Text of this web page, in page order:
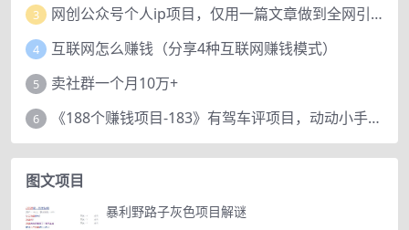
3 网创公众号个人ip项目，仅用一篇文章做到全网引流！
4 互联网怎么赚钱（分享4种互联网赚钱模式）
5 卖社群一个月10万+
6 《188个赚钱项目-183》有驾车评项目，动动小手，复制粘贴赚44元！
图文项目
暴利野路子灰色项目解谜